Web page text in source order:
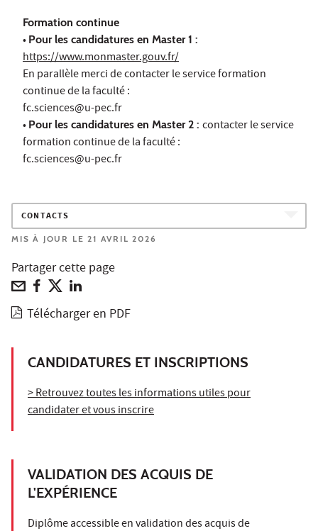
Formation continue
• Pour les candidatures en Master 1 :
https://www.monmaster.gouv.fr/
En parallèle merci de contacter le service formation
continue de la faculté :
fc.sciences@u-pec.fr
• Pour les candidatures en Master 2 : contacter le service
formation continue de la faculté :
fc.sciences@u-pec.fr
CONTACTS
MIS À JOUR LE 21 AVRIL 2026
Partager cette page
Télécharger en PDF
CANDIDATURES ET INSCRIPTIONS
> Retrouvez toutes les informations utiles pour
candidater et vous inscrire
VALIDATION DES ACQUIS DE
L'EXPÉRIENCE
Diplôme accessible en validation des acquis de